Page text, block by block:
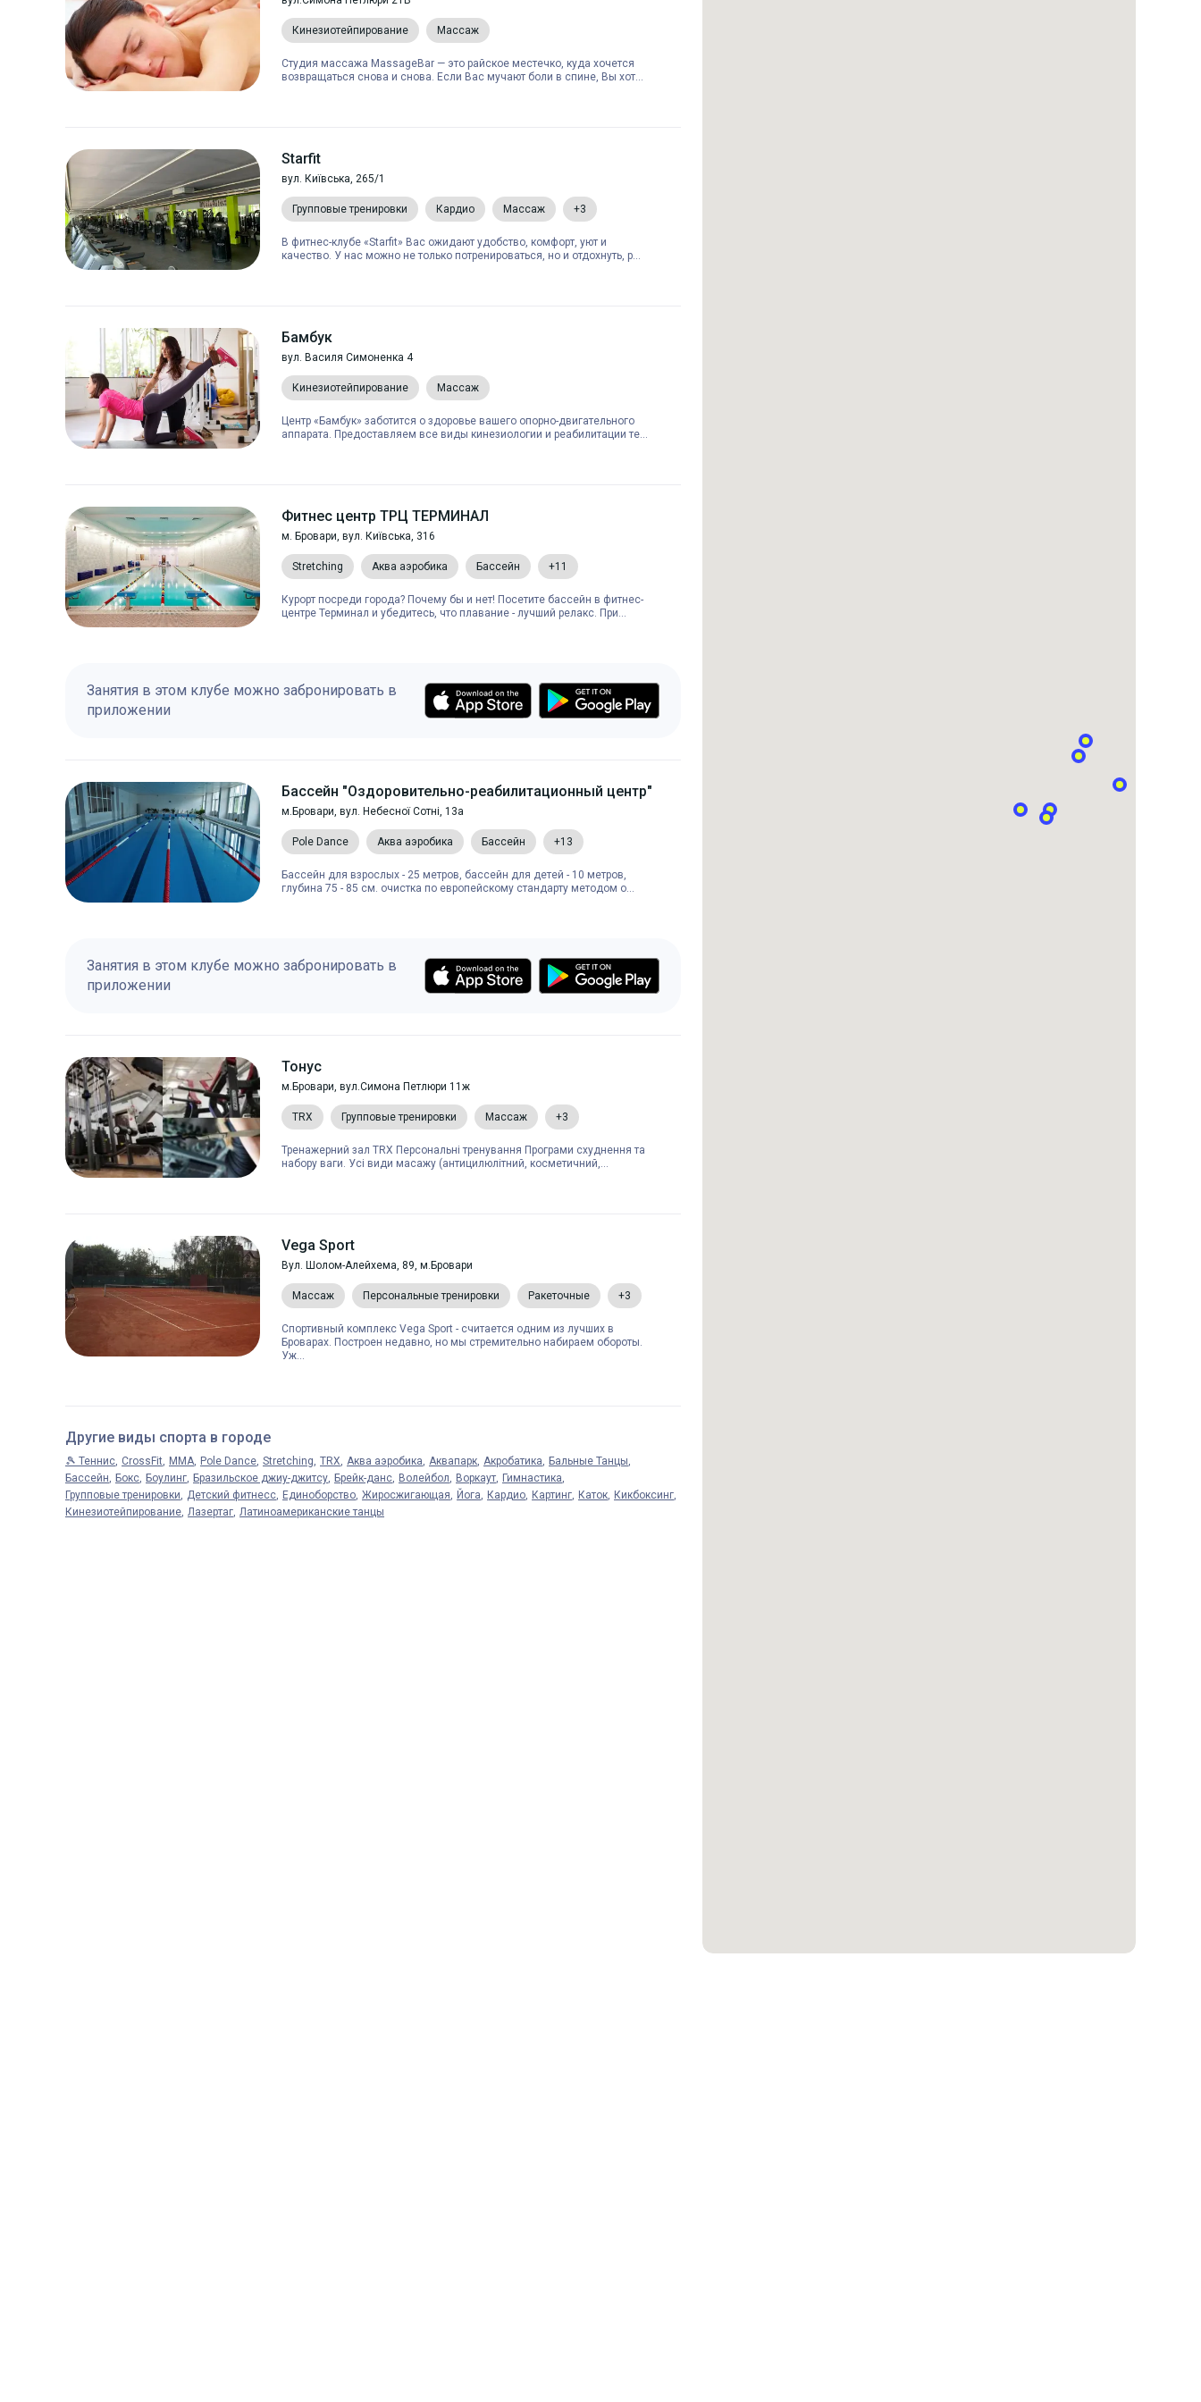
Кинезиотейпирование Массаж
Студия массажа MassageBar — это райское местечко, куда хочется
возвращаться снова и снова. Если Вас мучают боли в спине, Вы хот...
Starfit
вул. Київська, 265/1
Групповые тренировки Кардио Массаж +3
В фитнес-клубе «Starfit» Вас ожидают удобство, комфорт, уют и
качество. У нас можно не только потренироваться, но и отдохнуть, р...
Бамбук
вул. Василя Симоненка 4
Кинезиотейпирование Массаж
Центр «Бамбук» заботится о здоровье вашего опорно-двигательного
аппарата. Предоставляем все виды кинезиологии и реабилитации те...
Фитнес центр ТРЦ ТЕРМИНАЛ
м. Бровари, вул. Київська, 316
Stretching Аква аэробика Бассейн +11
Курорт посреди города? Почему бы и нет! Посетите бассейн в фитнес-
центре Терминал и убедитесь, что плавание - лучший релакс. При...
Занятия в этом клубе можно забронировать в
приложении
Бассейн "Оздоровительно-реабилитационный центр"
м.Бровари, вул. Небесної Сотні, 13а
Pole Dance Аква аэробика Бассейн +13
Бассейн для взрослых - 25 метров, бассейн для детей - 10 метров,
глубина 75 - 85 см. очистка по европейскому стандарту методом о...
Занятия в этом клубе можно забронировать в
приложении
Тонус
м.Бровари, вул.Симона Петлюри 11ж
TRX Групповые тренировки Массаж +3
Тренажерний зал TRX Персональні тренування Програми схуднення та
набору ваги. Усі види масажу (антицилюлітний, косметичний,...
Vega Sport
Вул. Шолом-Алейхема, 89, м.Бровари
Массаж Персональные тренировки Ракеточные +3
Спортивный комплекс Vega Sport - считается одним из лучших в
Броварах. Построен недавно, но мы стремительно набираем обороты.
Уж...
Другие виды спорта в городе
🎾 Теннис CrossFit MMA Pole Dance Stretching TRX Аква аэробика Аквапарк Акробатика
Бальные Танцы
Бассейн
Бокс Боулинг Бразильское джиу-джитсу Брейк-данс Волейбол Воркаут
Гимнастика
Групповые тренировки
Детский фитнесс Единоборство Жиросжигающая Йога Кардио Картинг Каток
Кикбоксинг
Кинезиотейпирование Лазертаг Латиноамериканские танцы